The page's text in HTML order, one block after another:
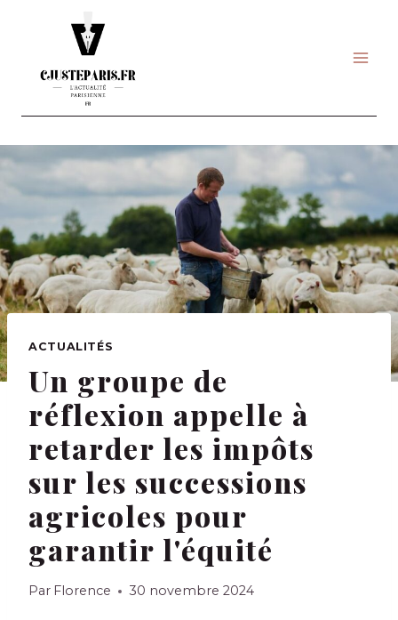
ACTUALITÉS
Un groupe de
réflexion appelle à
retarder les impôts
sur les successions
agricoles pour
garantir l'équité
Par Florence 30 novembre 2024